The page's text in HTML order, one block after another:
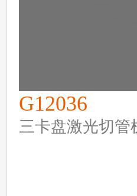
G12036
三卡盘激光切管